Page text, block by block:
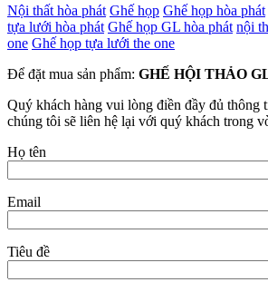
Nội thất hòa phát Ghế họp Ghế họp hòa phát
tựa lưới hòa phát Ghế họp GL hòa phát nội
one Ghế họp tựa lưới the one
Để đặt mua sản phẩm: GHẾ HỘI THẢO
Quý khách hàng vui lòng điền đầy đủ thông
chúng tôi sẽ liên hệ lại với quý khách trong
Họ tên
Email
Tiêu đề